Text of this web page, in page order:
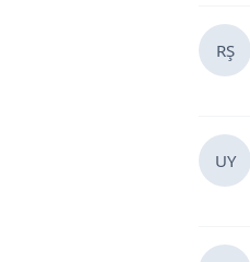
RŞ
UY